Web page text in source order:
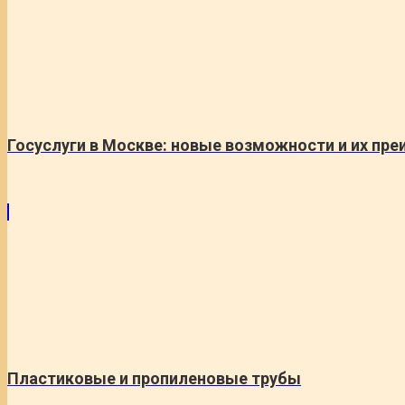
Госуслуги в Москве: новые возможности и их
Пластиковые и пропиленовые трубы